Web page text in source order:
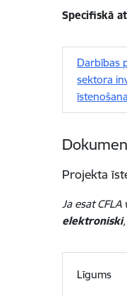
Specifiskā
Darbības
sektora
Projekta
Ja esat
elektroniski
Līgums